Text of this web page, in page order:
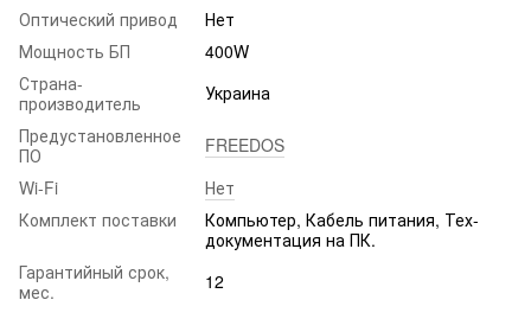
Оптический привод
Нет
Мощность БП
400W
Страна-
производитель
Украина
Предустановленное
ПО
FREEDOS
Wi-Fi
Нет
Комплект поставки
Компьютер, Кабель питания, Тех-
документация на ПК.
Гарантийный срок,
мес.
12